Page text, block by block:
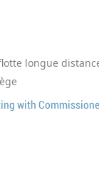
longue